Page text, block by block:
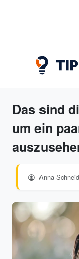
Das sind
um ein
Anna